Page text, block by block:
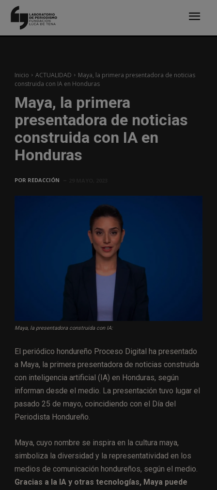
Inicio ACTUALIDAD
Maya, la primera presentadora de noticias
construida con IA en Honduras
Maya, la primera
presentadora de noticias
construida con IA en
Honduras
POR REDACCIÓN
Maya, la presentadora construida con IA:
El periódico hondureño Proceso Digital ha presentado
a Maya, la primera presentadora de noticias construida
con inteligencia artificial (IA) en Honduras, según
informan desde el medio. La presentación tuvo lugar el
pasado 25 de mayo, coincidiendo con el Día del
Periodista Hondureño.
Maya, cuyo nombre se inspira en la cultura maya,
simboliza la diversidad y la representatividad en los
medios de comunicación hondureños, según el medio.
Gracias a la IA y otras tecnologías, Maya puede